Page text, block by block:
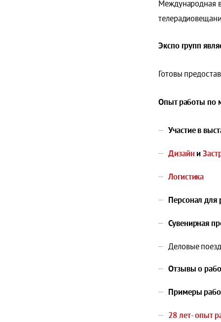
Международная
Экспо групп
Готовы
Опыт работы по
Участие в
Дизайн и
Логистика
Персонал для
Сувенирная
Деловые
Отзывы о
Примеры
28 лет- опыт